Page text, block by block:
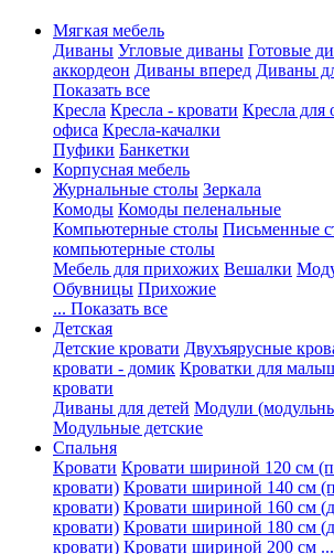
Мягкая мебель
Диваны Угловые диваны Готовые
аккордеон Диваны вперед Диваны
Показать все
Кресла Кресла - кровати Кресла для
офиса Кресла-качалки
Пуфики Банкетки
Корпусная мебель
Журнальные столы Зеркала
Комоды Комоды пеленальные
Компьютерные столы Письменные
компьютерные столы
Мебель для прихожих Вешалки
Обувницы Прихожие
... Показать все
Детская
Детские кровати Двухъярусные
кровати - домик Кроватки для
кровати
Диваны для детей Модули
Модульные детские
Спальня
Кровати Кровати шириной 120 см
кровати) Кровати шириной 140 см
кровати) Кровати шириной 160 см
кровати) Кровати шириной 180 см
кровати) Кровати шириной 200 см